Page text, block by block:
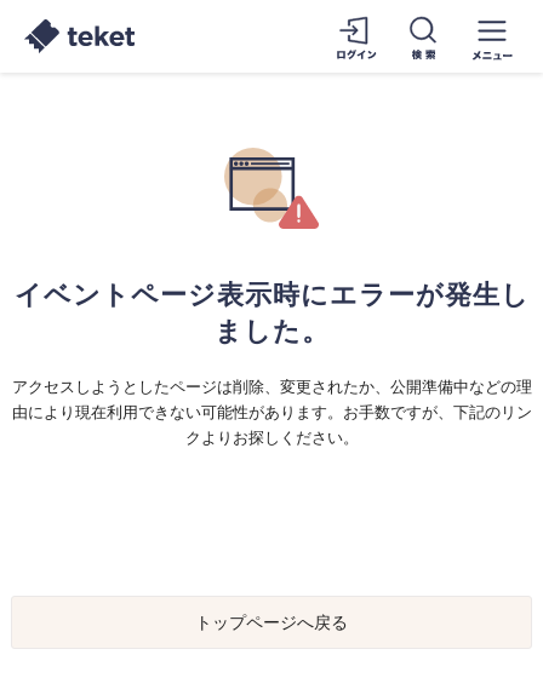
イベントページ表示時にエラーが発生し
ました。
アクセスしようとしたページは削除、変更されたか、公開準備中などの理
由により現在利用できない可能性があります。お手数ですが、下記のリン
クよりお探しください。
トップページへ戻る